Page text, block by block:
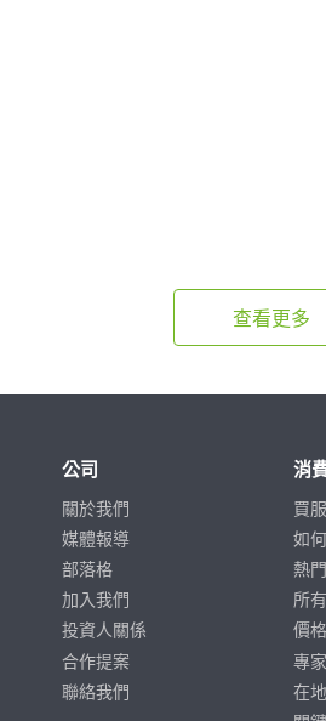
查看更多
公司
關於我們
媒體報導
部落格
加入我們
投資人關係
合作提案
聯絡我們
消
買
如
熱
所
價
專
在